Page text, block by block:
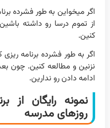
اگر میخواین به طور فشرده
از تموم درسا رو داشته
کنین.
اگر به طور فشرده برنامه
نزنین و مطالعه کنین. چون
ادامه دادن رو ندارین.
نمونه رایگان از
روزهای مدرسه